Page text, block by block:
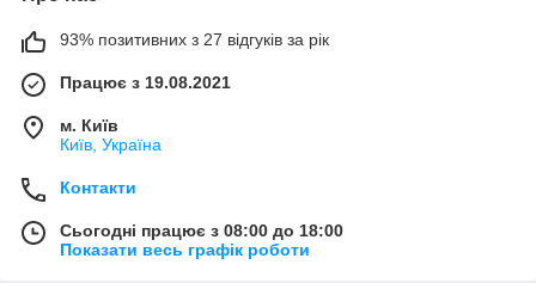
93% позитивних з 27 відгуків за рік
Працює з 19.08.2021
м. Київ
Київ, Україна
Контакти
Сьогодні працює з 08:00 до 18:00
Показати весь графік роботи